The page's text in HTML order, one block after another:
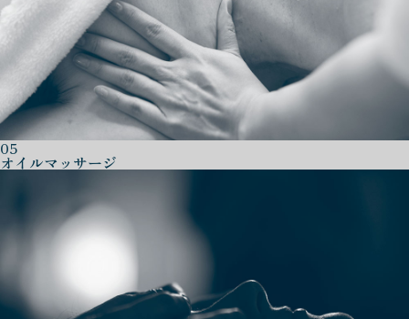
05
オイルマッサージ